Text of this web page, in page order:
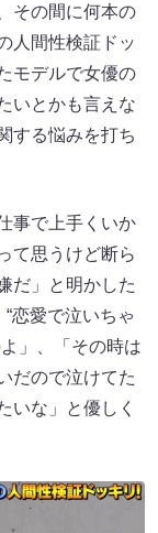
その間に何本の
人間性検証ドッ
モデルで女優の
いとかも言えな
する悩みを打ち
事で上手くいか
て思うけど断ら
だ」と明かした
恋愛で泣いちゃ
」、「その時は
だので泣けてた
いな」と優しく